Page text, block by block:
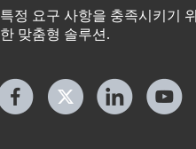
특정 요구 사항을 충족시키기 위
한 맞춤형 솔루션.